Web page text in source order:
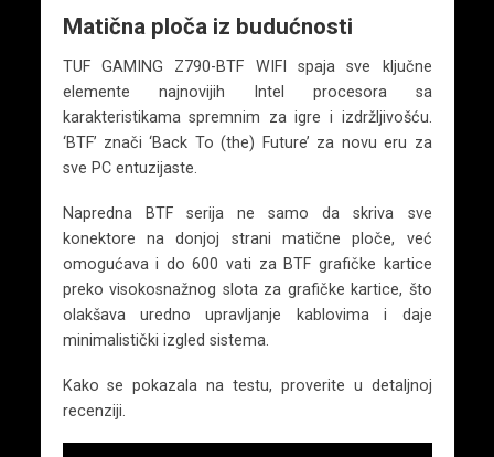
Matična ploča iz budućnosti
TUF GAMING Z790-BTF WIFI spaja sve ključne
elemente najnovijih Intel procesora sa
karakteristikama spremnim za igre i izdržljivošću.
‘BTF’ znači ‘Back To (the) Future’ za novu eru za
sve PC entuzijaste.
Napredna BTF serija ne samo da skriva sve
konektore na donjoj strani matične ploče, već
omogućava i do 600 vati za BTF grafičke kartice
preko visokosnažnog slota za grafičke kartice, što
olakšava uredno upravljanje kablovima i daje
minimalistički izgled sistema.
Kako se pokazala na testu, proverite u detaljnoj
recenziji.